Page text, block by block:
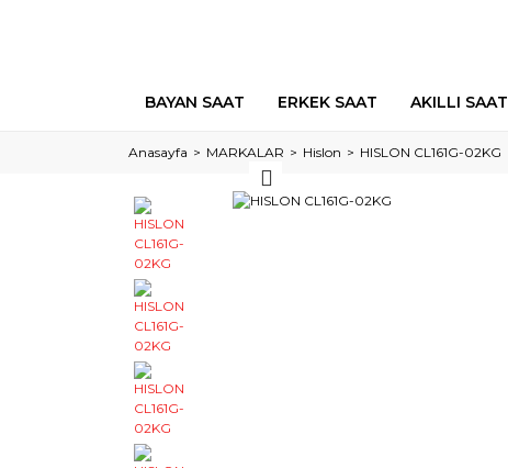
BAYAN SAAT ERKEK SAAT AKILLI SAAT
Anasayfa MARKALAR Hislon HISLON CL161G-02KG